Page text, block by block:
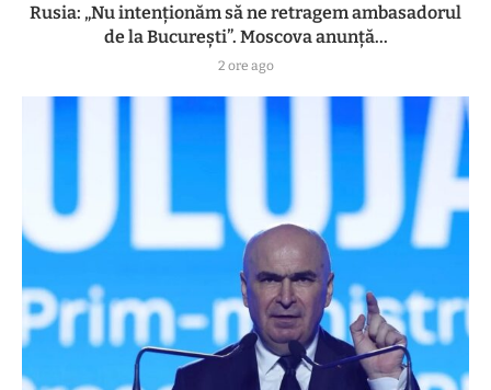
Rusia: „Nu intenționăm să ne retragem ambasadorul
de la București”. Moscova anunță...
2 ore ago